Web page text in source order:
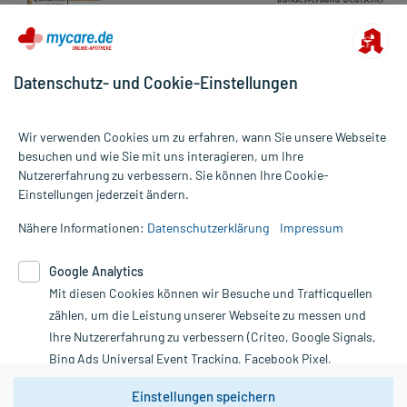
Alle Preise gelten inkl. MwSt., ggf. zzgl. Versandkosten
Informationen auf dieser Website werden ausschließlich für
die Untersuchung und Behandlung durch einen Arzt. Bitte
Therapien eingeleitet werden können. | Diese Webseite benutzt
Google Analytics. Lesen Sie bitte dazu die wichtigen Hinweise in
unserer Datenschutzerklärung. Für den Widerruf einer Bestellung
nutzen Sie das Formular:
Vertrag widerrufen
Datenschutz- und Cookie-Einstellungen
Wir verwenden Cookies um zu erfahren, wann Sie unsere Webseite
besuchen und wie Sie mit uns interagieren, um Ihre
Nutzererfahrung zu verbessern. Sie können Ihre Cookie-
Einstellungen jederzeit ändern.
Nähere Informationen: Datenschutzerklärung Impressum
Google Analytics
Mit diesen Cookies können wir Besuche und Trafficquellen
zählen, um die Leistung unserer Webseite zu messen und
Ihre Nutzererfahrung zu verbessern (Criteo, Google Signals,
Bing Ads Universal Event Tracking, Facebook Pixel,
Youtube-Social Plugin).
Einstellungen speichern